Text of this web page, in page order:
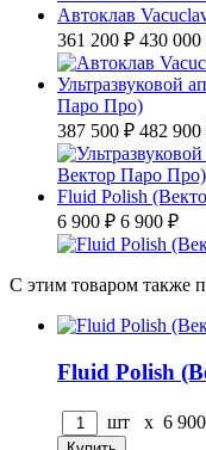
Автоклав
361 200 ₽ 430 000
Ультразвуковой
Паро Про)
387 500 ₽ 482 900
Fluid Polish
6 900 ₽ 6 900 ₽
С этим товаром также
Fluid Polish
шт x 6 900